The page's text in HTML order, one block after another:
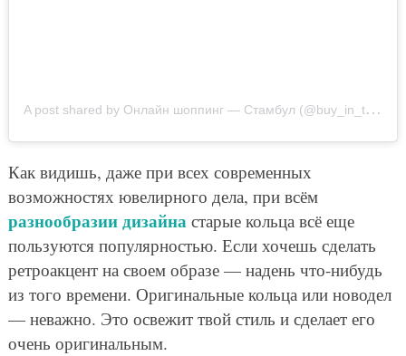
A
post shared by Онлайн шоппинг — Стамбул (@buy_in_turkey)
Как видишь, даже при всех современных
возможностях ювелирного дела, при всём
разнообразии дизайнастарые кольца всё еще
пользуются популярностью. Если хочешь сделать
ретроакцент на своем образе — надень что-нибудь
из того времени. Оригинальные кольца или новодел
— неважно. Это освежит твой стиль и сделает его
очень оригинальным.